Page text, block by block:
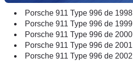
Porsche 911 Type 996 de 1998
Porsche 911 Type 996 de 1999
Porsche 911 Type 996 de 2000
Porsche 911 Type 996 de 2001
Porsche 911 Type 996 de 2002